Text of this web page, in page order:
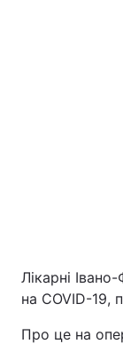
Україна
Економіка
Лікарні
на COVID-19,
Про це на